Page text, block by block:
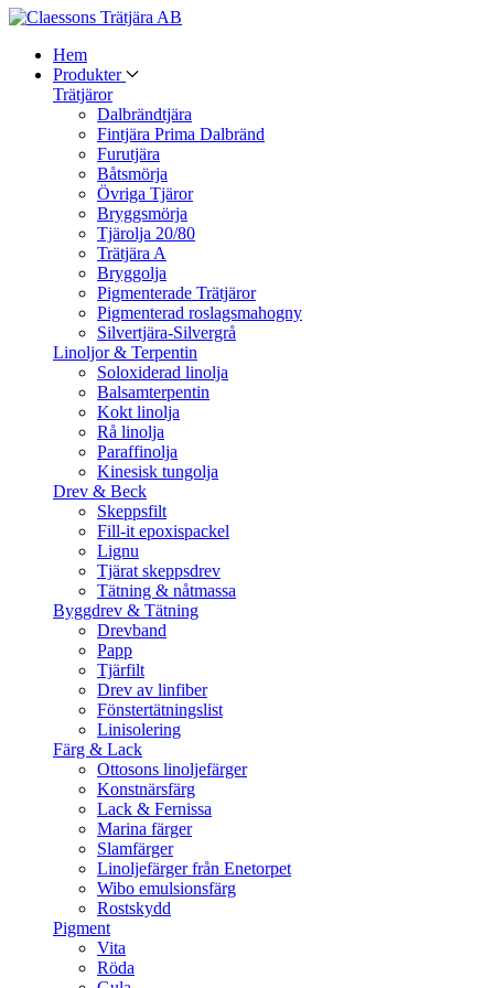
Hem
Produkter
Trätjäror
Dalbrändtjära
Fintjära Prima Dalbränd
Furutjära
Båtsmörja
Övriga Tjäror
Bryggsmörja
Tjärolja 20/80
Trätjära A
Bryggolja
Pigmenterade Trätjäror
Pigmenterad roslagsmahogny
Silvertjära-Silvergrå
Linoljor & Terpentin
Soloxiderad linolja
Balsamterpentin
Kokt linolja
Rå linolja
Paraffinolja
Kinesisk tungolja
Drev & Beck
Skeppsfilt
Fill-it epoxispackel
Lignu
Tjärat skeppsdrev
Tätning & nåtmassa
Byggdrev & Tätning
Drevband
Papp
Tjärfilt
Drev av linfiber
Fönstertätningslist
Linisolering
Färg & Lack
Ottosons linoljefärger
Konstnärsfärg
Lack & Fernissa
Marina färger
Slamfärger
Linoljefärger från Enetorpet
Wibo emulsionsfärg
Rostskydd
Pigment
Vita
Röda